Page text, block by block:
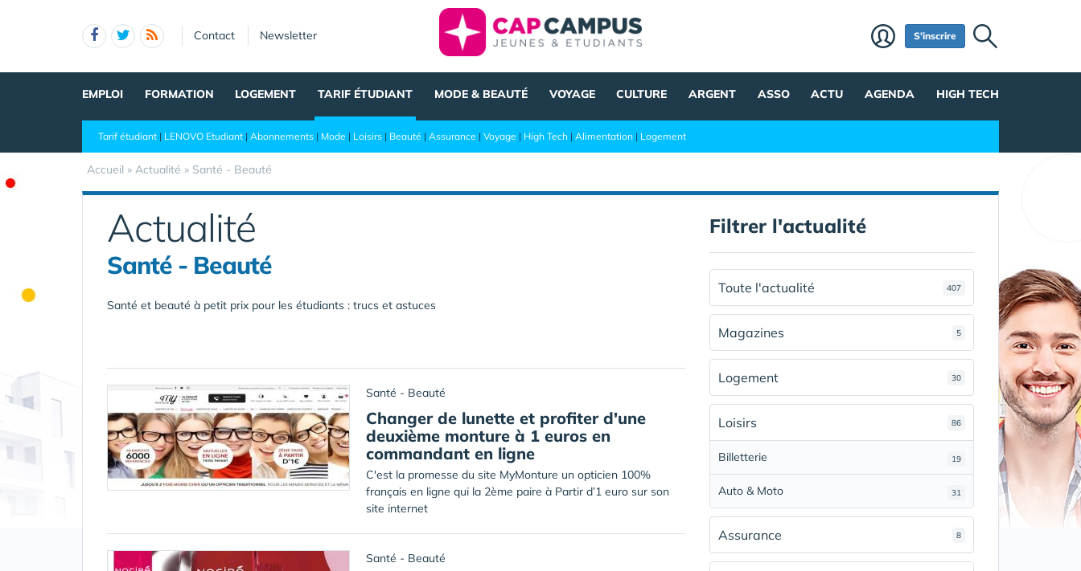
Contact Newsletter S'inscrire
EMPLOI FORMATION LOGEMENT TARIF ÉTUDIANT MODE & BEAUTÉ VOYAGE CULTURE ARGENT ASSO ACTU AGENDA HIGH TECH
Tarif étudiant | LENOVO Etudiant | Abonnements | Mode | Loisirs | Beauté | Assurance | Voyage | High Tech | Alimentation | Logement
Accueil » Actualité » Santé - Beauté
Actualité
Santé - Beauté
Santé et beauté à petit prix pour les étudiants : trucs et astuces
Santé - Beauté
Changer de lunette et profiter d'une
deuxième monture à 1 euros en
commandant en ligne
C'est la promesse du site MyMonture un opticien 100%
français en ligne qui la 2ème paire à Partir d’1 euro sur son
site internet
Santé - Beauté
Filtrer l'actualité
Toute l'actualité 407
Magazines 5
Logement 30
Loisirs 86
Billetterie 19
Auto & Moto 31
Assurance 8